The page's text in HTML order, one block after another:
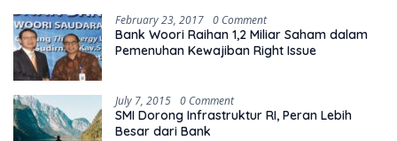
February 23, 2017 0 Comment
Bank Woori Raihan 1,2 Miliar Saham dalam
Pemenuhan Kewajiban Right Issue
July 7, 2015 0 Comment
SMI Dorong Infrastruktur RI, Peran Lebih
Besar dari Bank